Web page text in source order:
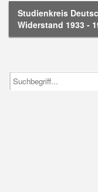
Studienkreis
Widerstand 1933 -